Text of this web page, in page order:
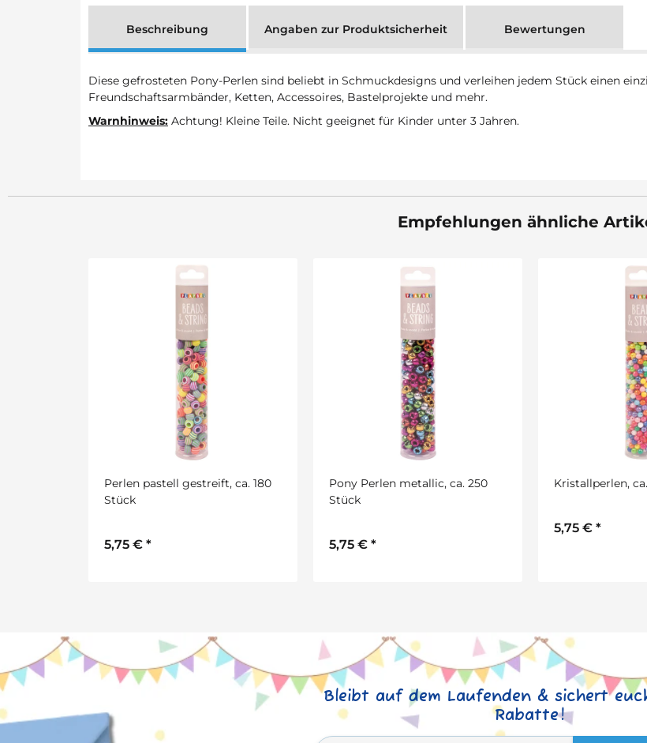
Beschreibung Angaben zur Produktsicherheit Bewertungen
Diese gefrosteten Pony-Perlen sind beliebt in Schmuckdesigns und verleihen jedem Stück einen
Freundschaftsarmbänder, Ketten, Accessoires, Bastelprojekte und mehr.
Warnhinweis: Achtung! Kleine Teile. Nicht geeignet für Kinder unter 3 Jahren.
Empfehlungen ähnliche
Perlen pastell gestreift, ca. 180
Stück
5,75 € *
Pony Perlen metallic, ca. 250
Stück
5,75 € *
Kristallperlen,
5,75 € *
Bleibt auf dem Laufenden & sichert
Rabatte!